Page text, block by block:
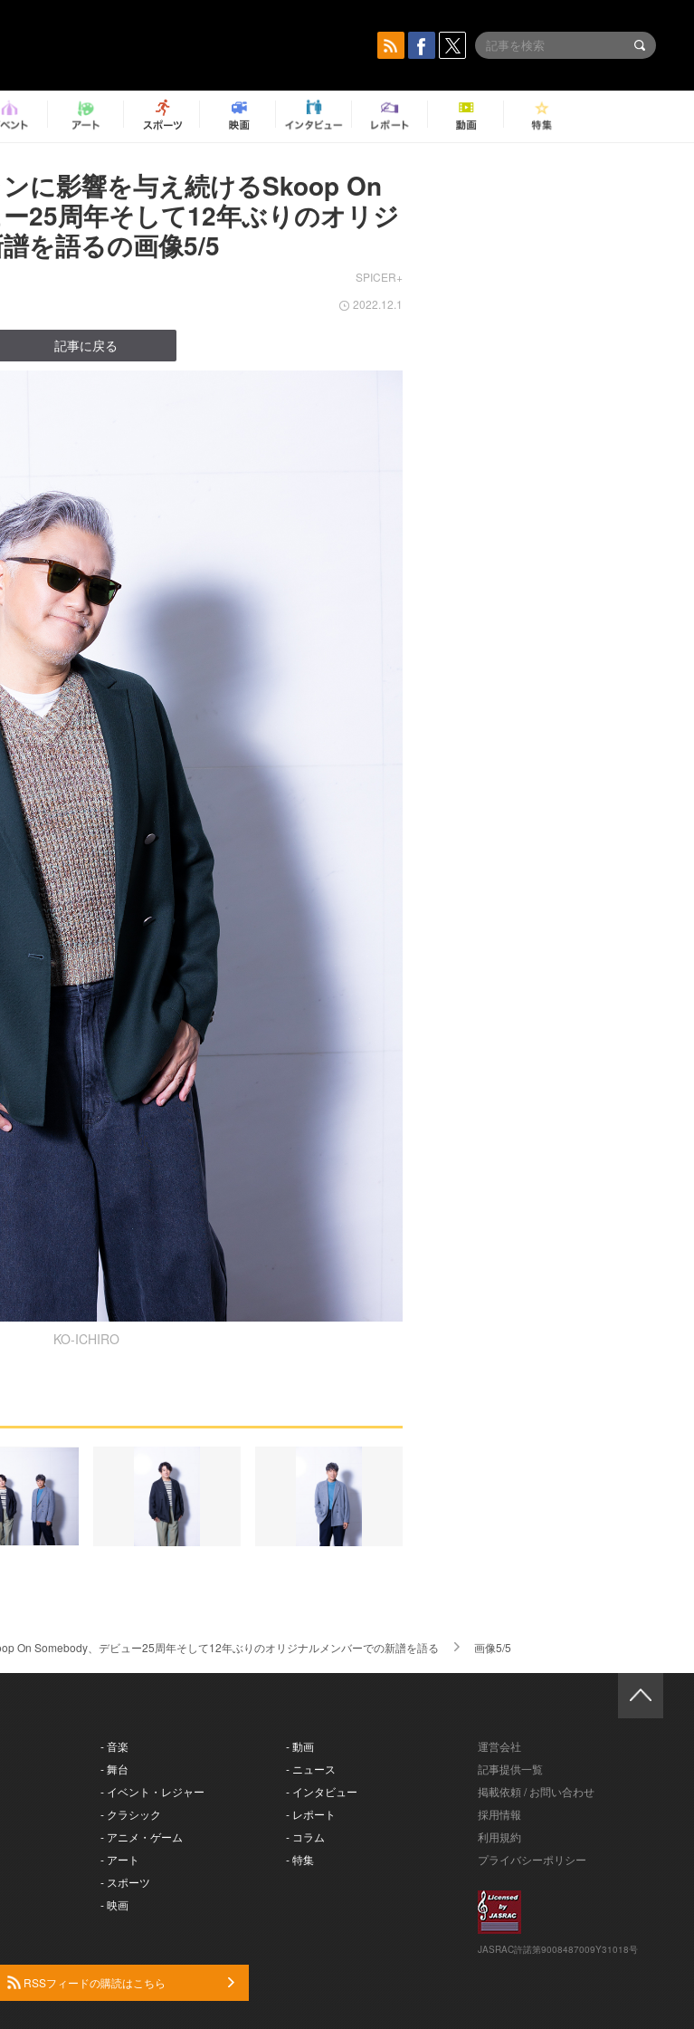
に影響を与え続けるSkoop On
25周年そして12年ぶりのオリジ
を語るの画像5/5
SPICER+
2022.12.1
記事に戻る
KO-ICHIRO
On Somebody、デビュー25周年そして12年ぶりのオリジナルメンバーでの新譜を語る
画像5/5
- 音楽
- 舞台
- イベント・レジャー
- クラシック
- アニメ・ゲーム
- アート
- スポーツ
- 映画
- 動画
- ニュース
- インタビュー
- レポート
- コラム
- 特集
運営会社
記事提供一覧
掲載依頼 / お問い合わせ
採用情報
利用規約
プライバシーポリシー
JASRAC許諾第9008487009Y31018号
RSSフィードの購読はこちら